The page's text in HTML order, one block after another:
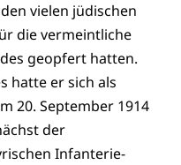
vielen jüdischen
die vermeintliche
geopfert hatten.
hatte er sich als
20. September 1914
der
Infanterie-